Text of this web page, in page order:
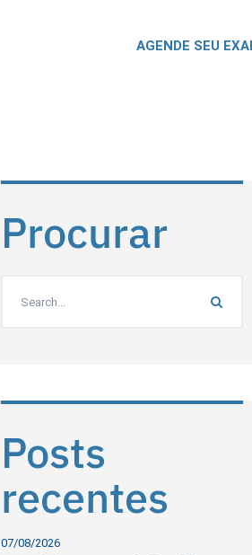
AGENDE SEU
Procurar
Posts
recentes
07/08/2026